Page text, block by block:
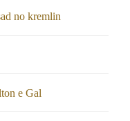
no kremlin
e Gal